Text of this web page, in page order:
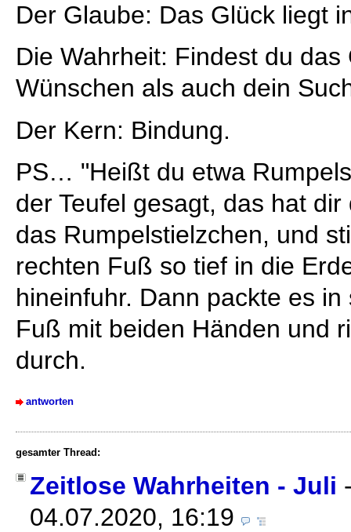
Der Glaube: Das Glück liegt
Die Wahrheit: Findest du
Wünschen als auch dein
Der Kern: Bindung.
PS… "Heißt du etwa
der Teufel gesagt, das hat
das Rumpelstielzchen, und
rechten Fuß so tief in die
hineinfuhr. Dann packte es
Fuß mit beiden Händen und
durch.
antworten
gesamter Thread:
Zeitlose Wahrheiten - Juli
04.07.2020, 16:19